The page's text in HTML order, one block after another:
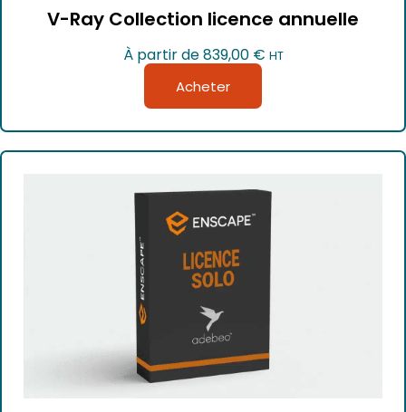
V-Ray Collection licence annuelle
À partir de 839,00 € HT
Acheter